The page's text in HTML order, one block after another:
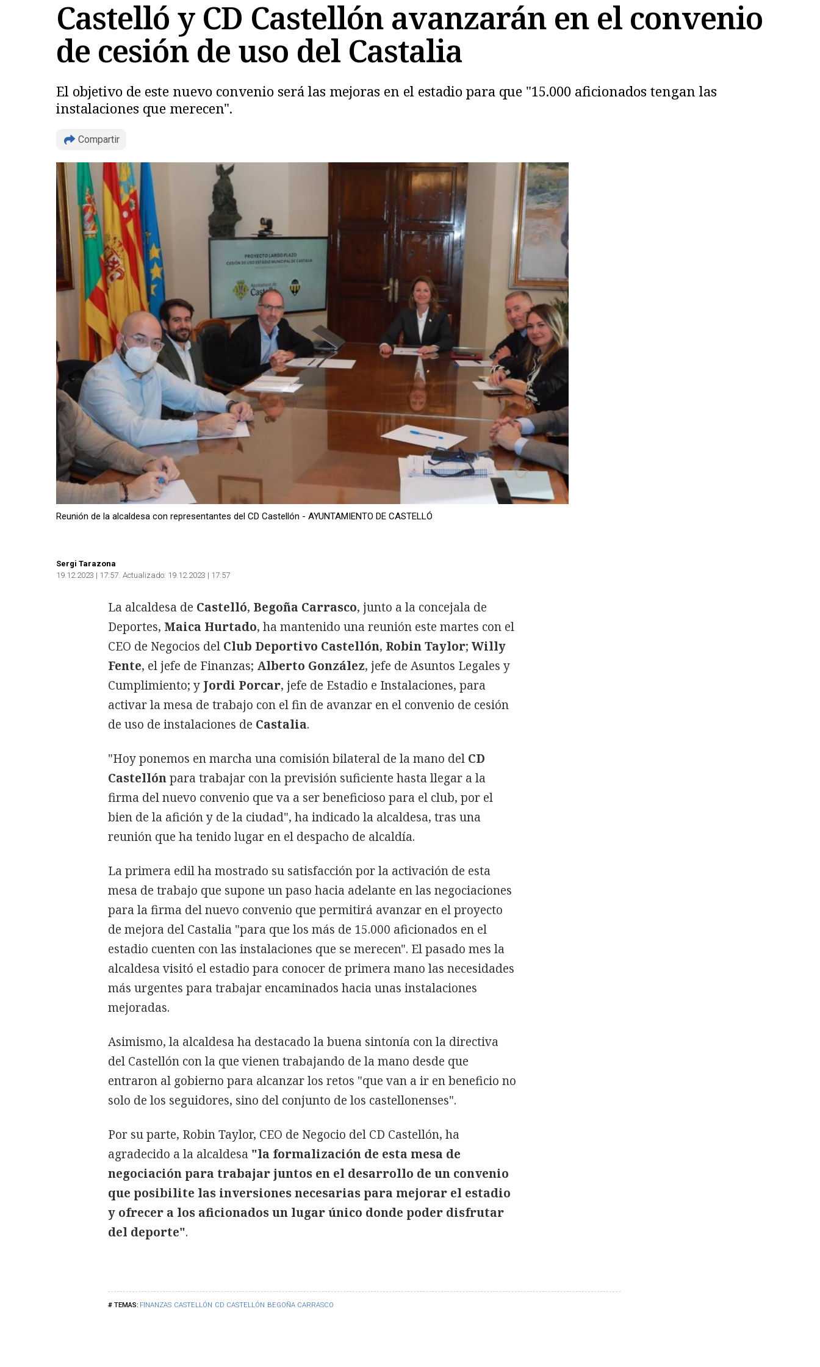
Castelló y CD Castellón avanzarán en el convenio
de cesión de uso del Castalia
El objetivo de este nuevo convenio será las mejoras en el estadio para que "15.000 aficionados tengan las
instalaciones que merecen".
Compartir
Reunión de la alcaldesa con representantes del CD Castellón - AYUNTAMIENTO DE CASTELLÓ
Sergi Tarazona
19.12.2023 | 17:57 Actualizado: 19.12.2023 | 17:57
FINANZAS CASTELLÓN CD CASTELLÓN BEGOÑA CARRASCO
La alcaldesa de Castelló, Begoña Carrasco, junto a la concejala de
Deportes, Maica Hurtado, ha mantenido una reunión este martes con el
CEO de Negocios del Club Deportivo Castellón, Robin Taylor; Willy
Fente, el jefe de Finanzas; Alberto González, jefe de Asuntos Legales y
Cumplimiento; y Jordi Porcar, jefe de Estadio e Instalaciones, para
activar la mesa de trabajo con el fin de avanzar en el convenio de cesión
de uso de instalaciones de Castalia.
"Hoy ponemos en marcha una comisión bilateral de la mano del CD
Castellónpara trabajar con la previsión suficiente hasta llegar a la
firma del nuevo convenio que va a ser beneficioso para el club, por el
bien de la afición y de la ciudad", ha indicado la alcaldesa, tras una
reunión que ha tenido lugar en el despacho de alcaldía.
La primera edil ha mostrado su satisfacción por la activación de esta
mesa de trabajo que supone un paso hacia adelante en las negociaciones
para la firma del nuevo convenio que permitirá avanzar en el proyecto
de mejora del Castalia "para que los más de 15.000 aficionados en el
estadio cuenten con las instalaciones que se merecen". El pasado mes la
alcaldesa visitó el estadio para conocer de primera mano las necesidades
más urgentes para trabajar encaminados hacia unas instalaciones
mejoradas.
Asimismo, la alcaldesa ha destacado la buena sintonía con la directiva
del Castellón con la que vienen trabajando de la mano desde que
entraron al gobierno para alcanzar los retos "que van a ir en beneficio no
solo de los seguidores, sino del conjunto de los castellonenses".
Por su parte, Robin Taylor, CEO de Negocio del CD Castellón, ha
agradecido a la alcaldesa "la formalización de esta mesa de
negociación para trabajar juntos en el desarrollo de un convenio
que posibilite las inversiones necesarias para mejorar el estadio
y ofrecer a los aficionados un lugar único donde poder disfrutar
del deporte".